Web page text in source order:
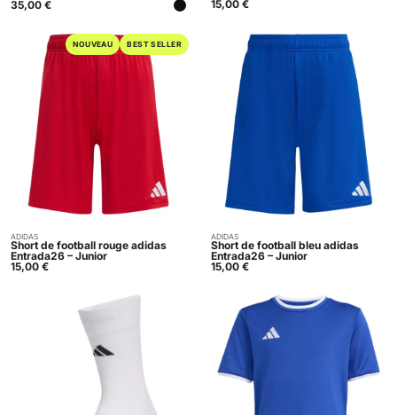
35,00 €
15,00 €
NOUVEAU BEST SELLER
ADIDAS
Short de football rouge adidas
Entrada26 – Junior
15,00 €
Acheter
ADIDAS
Short de football bleu adidas
Entrada26 – Junior
15,00 €